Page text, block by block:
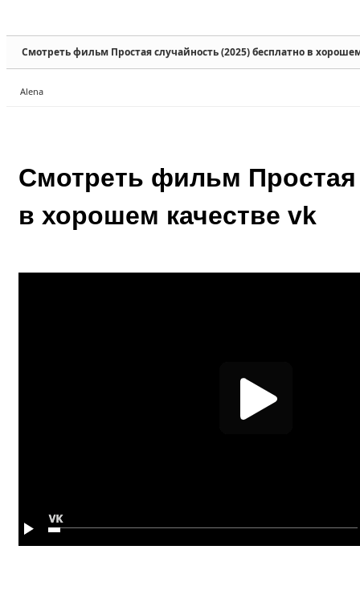
Смотреть фильм Простая случайность (2025) бесплатно в
Alena
Смотреть фильм Простая
в хорошем качестве vk
Sketchbook5, 스케치북5
Sketchbook5, 스케치북5
Sketchbook5, 스케치북5
Sketchbook5, 스케치북5